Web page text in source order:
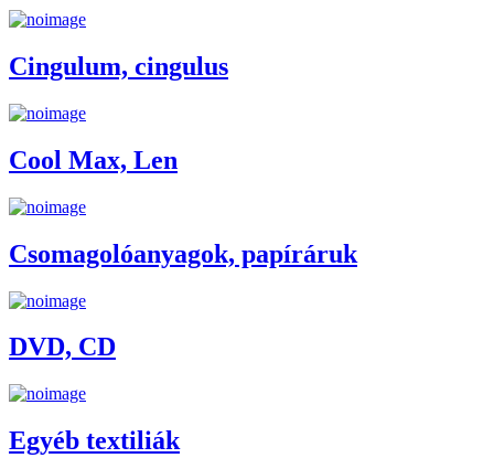
Cingulum, cingulus
Cool Max, Len
Csomagolóanyagok, papíráruk
DVD, CD
Egyéb textiliák